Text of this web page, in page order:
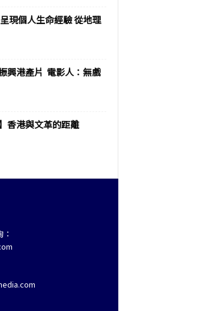
現個人生命經驗 從地理
興港產片 電影人：無戲
香港與文革的距離